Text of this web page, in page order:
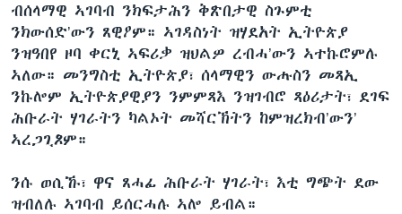
ብሰላማዊ ኣገባብ ንክፍታሕን ቅጽበታዊ ስጉምቲ
ንክውሰድ’ውን ጸዊዖም። ኣገዳስነት ዝሃደአት ኢትዮጵያ
ንዝዓበየ ዞባ ቀርኒ ኣፍሪቃ ዝህልዎ ረብሓ’ውን ኣተኩሮምሉ
ኣለው። መንግስቲ ኢትዮጵያ፣ ሰላማዊን ውሑስን መጻኢ
ንኩሎም ኢትዮጵያዊያን ንምምጻእ ንዝገብሮ ጻዕሪታት፣ ደገፍ
ሕቡራት ሃገራትን ካልኦት መሻርኽትን ከምዝረክብ’ውን’
ኣረጋጊጾም።
ንሱ ወሲኹ፣ ዋና ጸሓፊ ሕቡራት ሃገራት፣ እቲ ግጭት ደው
ዝብለሉ ኣገባብ ይሰርሓሉ ኣሎ ይብል።